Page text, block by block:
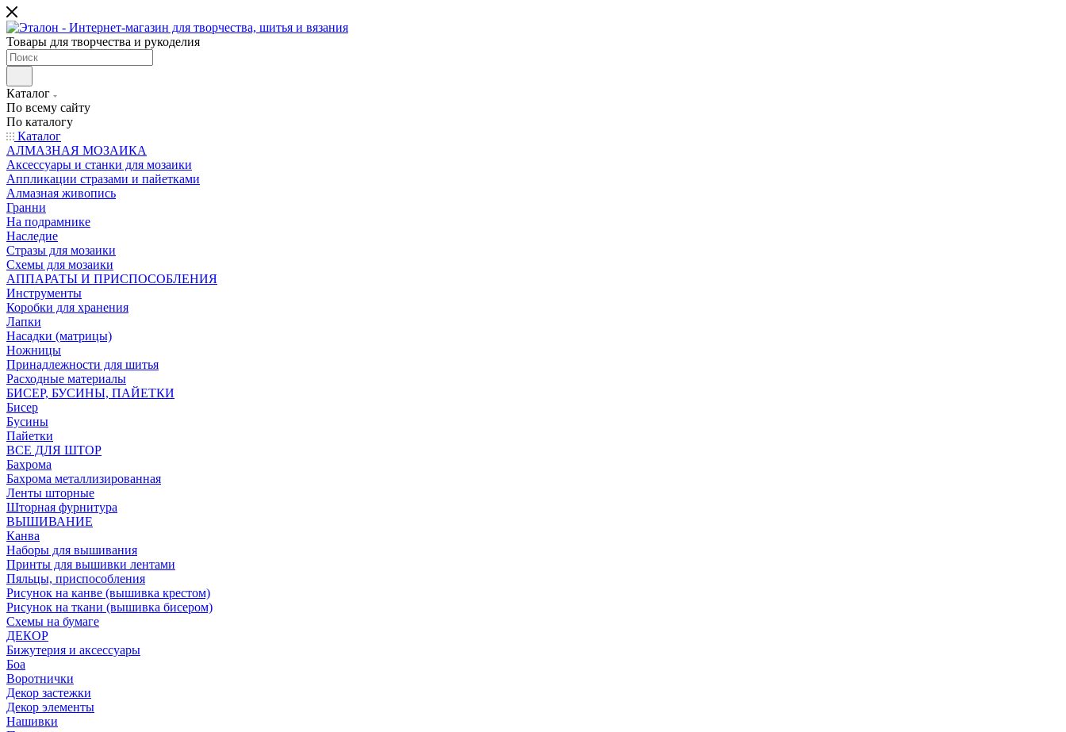
Товары для творчества и рукоделия
Каталог
По всему сайту
По каталогу
Каталог
АЛМАЗНАЯ МОЗАИКА
Аксессуары и станки для мозаики
Аппликации стразами и пайетками
Алмазная живопись
Гранни
На подрамнике
Наследие
Стразы для мозаики
Схемы для мозаики
АППАРАТЫ И ПРИСПОСОБЛЕНИЯ
Инструменты
Коробки для хранения
Лапки
Насадки (матрицы)
Ножницы
Принадлежности для шитья
Расходные материалы
БИСЕР, БУСИНЫ, ПАЙЕТКИ
Бисер
Бусины
Пайетки
ВСЕ ДЛЯ ШТОР
Бахрома
Бахрома металлизированная
Ленты шторные
Шторная фурнитура
ВЫШИВАНИЕ
Канва
Наборы для вышивания
Принты для вышивки лентами
Пяльцы, приспособления
Рисунок на канве (вышивка крестом)
Рисунок на ткани (вышивка бисером)
Схемы на бумаге
ДЕКОР
Бижутерия и аксессуары
Боа
Воротнички
Декор застежки
Декор элементы
Нашивки